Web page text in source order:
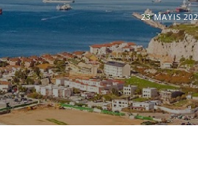
23 MAYIS